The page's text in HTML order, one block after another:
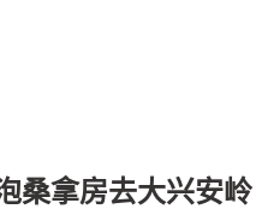
桑拿房去大兴安岭